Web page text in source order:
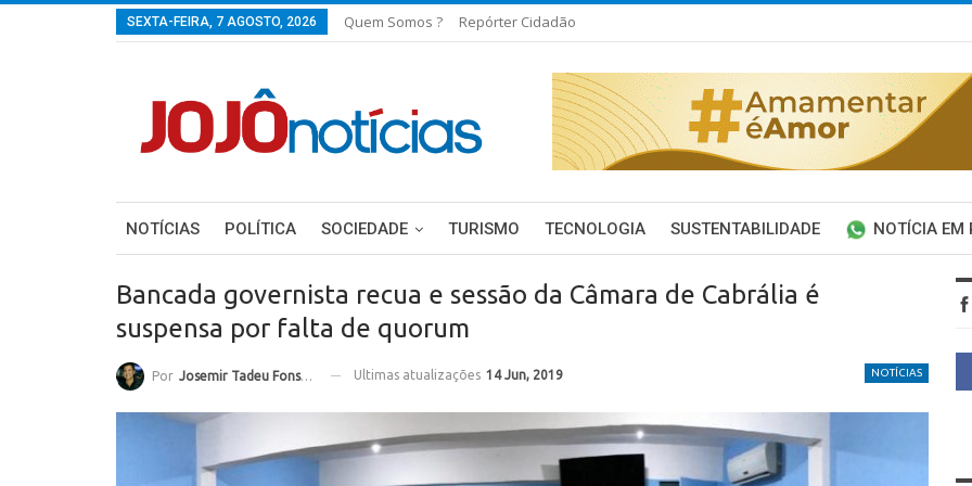
SEXTA-FEIRA, 7 AGOSTO, 2026 Quem Somos ? Repórter Cidadão
NOTÍCIAS POLÍTICA SOCIEDADE TURISMO TECNOLOGIA SUSTENTABILIDADE NOTÍCIA EM
Bancada governista recua e sessão da Câmara de Cabrália é
suspensa por falta de quorum
NOTÍCIAS
Por Josemir Tadeu Fonseca Ultimas atualizações 14 Jun, 2019